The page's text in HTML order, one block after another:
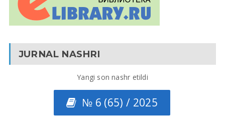
JURNAL NASHRI
Yangi son nashr etildi
№ 6 (65) / 2025